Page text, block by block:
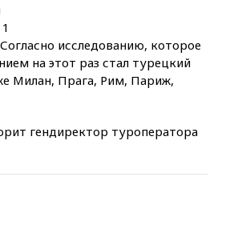
не соответствует нормам
химической безопасности
арсенала США
исследованию, которое
на этот раз стал турецкий
Милан, Прага, Рим, Париж,
гендиректор туроператора